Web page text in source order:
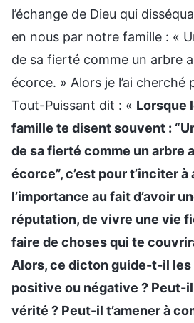
l’échange de Dieu qui
en nous par notre famille : «
de sa fierté comme un arbre
écorce. » Alors je l’ai cherché
Tout-Puissant dit : « Lorsque
famille te disent souvent :
de sa fierté comme un arbre
écorce”, c’est pour t’inciter
l’importance au fait d’avoir
réputation, de vivre une vie
faire de choses qui te
Alors, ce dicton guide-t-il les
positive ou négative ? Peut-
vérité ? Peut-il t’amener à